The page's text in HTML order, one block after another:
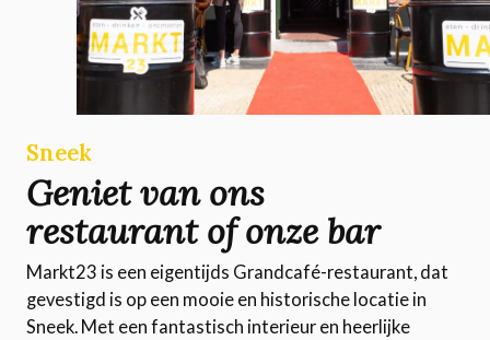
Sneek
Geniet van ons
restaurant of onze bar
Markt23 is een eigentijds Grandcafé-restaurant, dat
gevestigd is op een mooie en historische locatie in
Sneek. Met een fantastisch interieur en heerlijke